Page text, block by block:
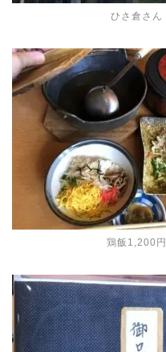
ひさ倉さん
鶏飯1,200円